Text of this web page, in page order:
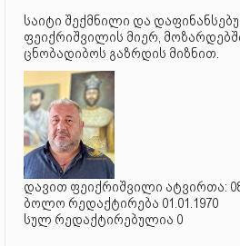
საიტი შექმნილი და
ფეიქრიშვილის მიერ,
ცნობადიბოს გაზრდის მიზნით.
დავით ფეიქრიშვილი ატვირთა:
ბოლო რედაქტირება 01.01.1970
სულ რედაქტირებულია 0